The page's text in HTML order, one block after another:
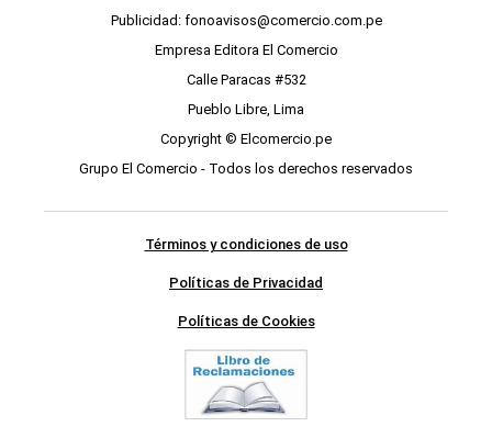
Publicidad: fonoavisos@comercio.com.pe
Empresa Editora El Comercio
Calle Paracas #532
Pueblo Libre, Lima
Copyright © Elcomercio.pe
Grupo El Comercio - Todos los derechos reservados
Términos y condiciones de uso
Políticas de Privacidad
Políticas de Cookies